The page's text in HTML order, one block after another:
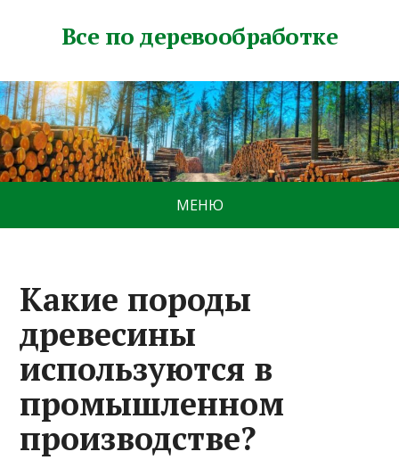
Все по деревообработке
МЕНЮ
Какие породы
древесины
используются в
промышленном
производстве?